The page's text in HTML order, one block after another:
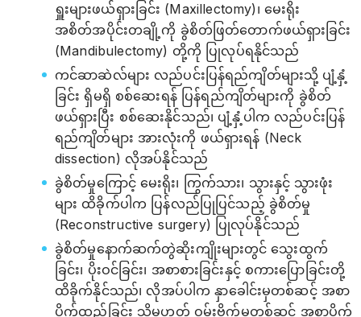
ရှူးများဖယ်ရှားခြင်း (Maxillectomy)၊ မေးရိုး
အစိတ်အပိုင်းတချို့ကို ခွဲစိတ်ဖြတ်တောက်ဖယ်ရှားခြင်း
(Mandibulectomy) တို့ကို ပြုလုပ်ရနိုင်သည်
ကင်ဆာဆဲလ်များ လည်ပင်းပြန်ရည်ကျိတ်များသို့ ပျံ့နှံ့
ခြင်း ရှိမရှိ စစ်ဆေးရန် ပြန်ရည်ကျိတ်များကို ခွဲစိတ်
ဖယ်ရှားပြီး စစ်ဆေးနိုင်သည်၊ ပျံ့နှံ့ပါက လည်ပင်းပြန်
ရည်ကျိတ်များ အားလုံးကို ဖယ်ရှားရန် (Neck
dissection) လိုအပ်နိုင်သည်
ခွဲစိတ်မှုကြောင့် မေးရိုး၊ ကြွက်သား၊ သွားနှင့် သွားဖုံး
များ ထိခိုက်ပါက ပြန်လည်ပြုပြင်သည့် ခွဲစိတ်မှု
(Reconstructive surgery) ပြုလုပ်နိုင်သည်
ခွဲစိတ်မှုနောက်ဆက်တွဲဆိုးကျိုးများတွင် သွေးထွက်
ခြင်း၊ ပိုးဝင်ခြင်း၊ အစာစားခြင်းနှင့် စကားပြောခြင်းတို့
ထိခိုက်နိုင်သည်၊ လိုအပ်ပါက နှာခေါင်းမှတစ်ဆင့် အစာ
ပိုက်ထည့်ခြင်း သို့မဟုတ် ဝမ်းဗိုက်မှတစ်ဆင့် အစာပိုက်